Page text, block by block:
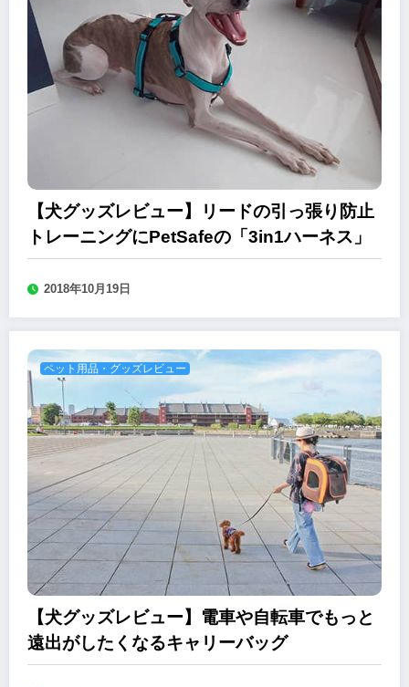
【犬グッズレビュー】リードの引っ張り防止
トレーニングにPetSafeの「3in1ハーネス」
2018年10月19日
ペット用品・グッズレビュー
【犬グッズレビュー】電車や自転車でもっと
遠出がしたくなるキャリーバッグ